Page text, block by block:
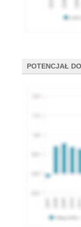
POTENCJAŁ